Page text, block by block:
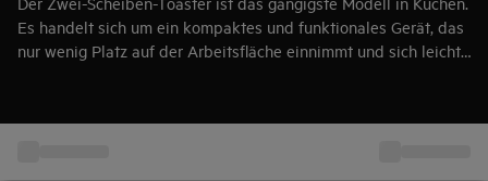
Es handelt sich um ein kompaktes und funktionales Gerät, das
nur wenig Platz auf der Arbeitsfläche einnimmt und sich leicht